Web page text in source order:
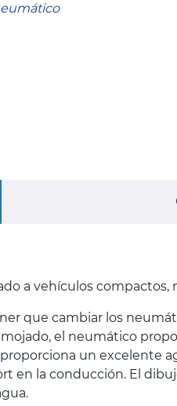
a vehículos compactos,
que cambiar los
el neumático
un excelente
en la conducción. El